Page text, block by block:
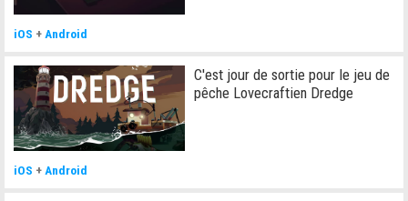
iOS + Android
C'est jour de sortie pour le jeu de
pêche Lovecraftien Dredge
iOS + Android